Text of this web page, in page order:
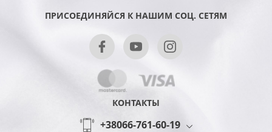
ПРИСОЕДИНЯЙСЯ К НАШИМ СОЦ. СЕТЯМ
КОНТАКТЫ
+38066-761-60-19